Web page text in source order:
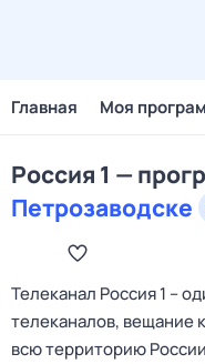
Главная Моя
Россия 1 —
Петрозаводске
Телеканал Россия 1 –
телеканалов, вещание
всю территорию